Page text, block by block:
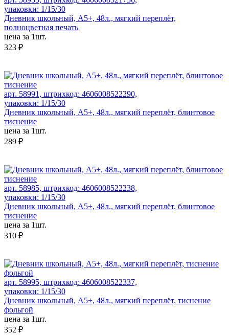
упаковки: 1/15/30
Дневник школьный, А5+, 48л., мягкий переплёт,
полноцветная печать
цена за 1шт.
323 ₽
арт. 58991, штрихкод: 4606008522290,
упаковки: 1/15/30
Дневник школьный, А5+, 48л., мягкий переплёт, блинтовое
тиснение
цена за 1шт.
289 ₽
арт. 58985, штрихкод: 4606008522238,
упаковки: 1/15/30
Дневник школьный, А5+, 48л., мягкий переплёт, блинтовое
тиснение
цена за 1шт.
310 ₽
арт. 58995, штрихкод: 4606008522337,
упаковки: 1/15/30
Дневник школьный, А5+, 48л., мягкий переплёт, тиснение
фольгой
цена за 1шт.
352 ₽